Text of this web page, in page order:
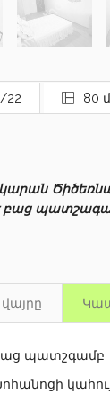
22 80 մ
պատշգամբ